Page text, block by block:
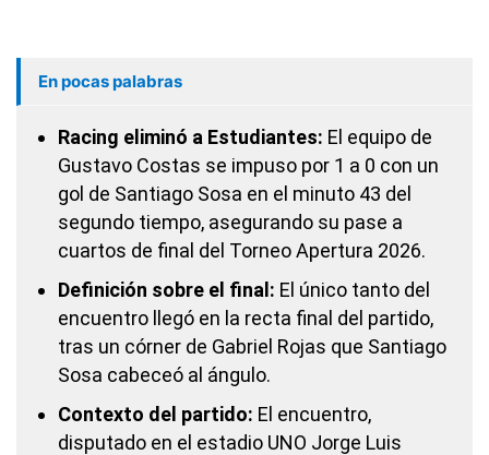
En pocas palabras
Racing eliminó a Estudiantes: El equipo de
Gustavo Costas se impuso por 1 a 0 con un
gol de Santiago Sosa en el minuto 43 del
segundo tiempo, asegurando su pase a
cuartos de final del Torneo Apertura 2026.
Definición sobre el final: El único tanto del
encuentro llegó en la recta final del partido,
tras un córner de Gabriel Rojas que Santiago
Sosa cabeceó al ángulo.
Contexto del partido: El encuentro,
disputado en el estadio UNO Jorge Luis